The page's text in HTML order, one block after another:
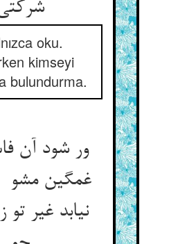
شرکتی
oku.
kimseyi
bulundurma.
ور شود آن
غمگین
نیابد غیر تو